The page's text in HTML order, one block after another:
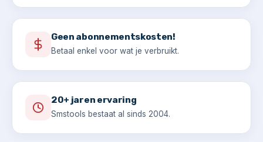
Geen abonnementskosten!
Betaal enkel voor wat je verbruikt.
20+ jaren ervaring
Smstools bestaat al sinds 2004.